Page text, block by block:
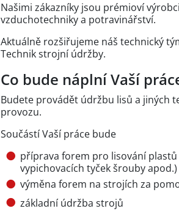
Našimi zákazníky jsou prémioví
vzduchotechniky a potravinářství.
Aktuálně rozšiřujeme náš technický
Technik strojní údržby.
Co bude náplní Vaší
Budete provádět údržbu lisů a jiných
provozu.
Součástí Vaší práce bude
příprava forem pro lisování
vypichovacích tyček šrouby apod.)
výměna forem na strojích za
základní údržba strojů